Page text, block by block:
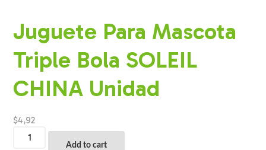
Juguete Para Mascota
Triple Bola SOLEIL
CHINA Unidad
$4,92
Para
Add to cart